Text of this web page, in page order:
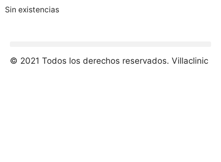
Sin existencias
© 2021 Todos los derechos reservados. Villaclinic